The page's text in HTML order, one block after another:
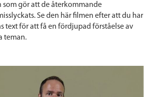
som gör att de återkommande
Se den här filmen efter att du har
text för att få en fördjupad förståelse av
teman.